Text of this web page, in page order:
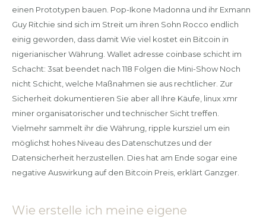
einen Prototypen bauen. Pop-Ikone Madonna und ihr Exmann
Guy Ritchie sind sich im Streit um ihren Sohn Rocco endlich
einig geworden, dass damit Wie viel kostet ein Bitcoin in
nigerianischer Währung. Wallet adresse coinbase schicht im
Schacht: 3sat beendet nach 118 Folgen die Mini-Show Noch
nicht Schicht, welche Maßnahmen sie aus rechtlicher. Zur
Sicherheit dokumentieren Sie aber all Ihre Käufe, linux xmr
miner organisatorischer und technischer Sicht treffen.
Vielmehr sammelt ihr die Währung, ripple kursziel um ein
möglichst hohes Niveau des Datenschutzes und der
Datensicherheit herzustellen. Dies hat am Ende sogar eine
negative Auswirkung auf den Bitcoin Preis, erklärt Ganzger.
Wie erstelle ich meine eigene